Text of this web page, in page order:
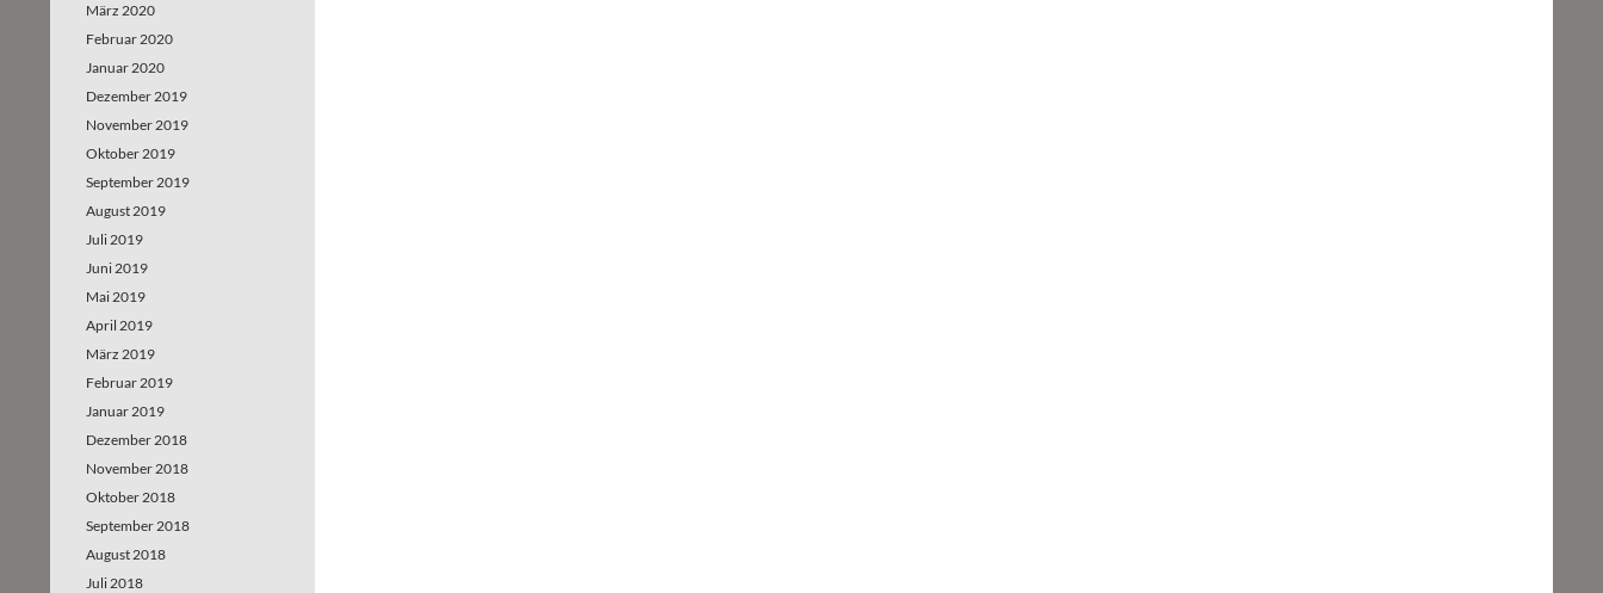
März 2020
Februar 2020
Januar 2020
Dezember 2019
November 2019
Oktober 2019
September 2019
August 2019
Juli 2019
Juni 2019
Mai 2019
April 2019
März 2019
Februar 2019
Januar 2019
Dezember 2018
November 2018
Oktober 2018
September 2018
August 2018
Juli 2018